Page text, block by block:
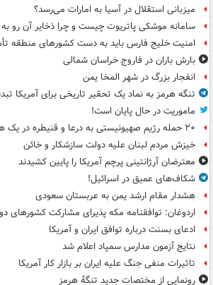
میزبانی استقلال در آسیا به امارات می‌رسد؟
سامانه موشکی پاتریوت چیست و چرا ذخایر آن رو
امنیت خلیج فارس باید به دست کشورهای منطقه
بارش باران در فاروج خراسان شمالی
انفجار بزرگ در شهر المخا یمن
تنگه هرمز به نماد یک تحقیر تاریخی برای آمریکا
ماموریت در حال پایان است!
۲۰ حمله رژیم صهیونیستی به درعا و قنیطره در یک هفته
خیزش مردم لبنان علیه دولت سازشکار و خائن
معترضان آرژانتینی پرچم آمریکا را پایین کشیدند
شکاف‌های عمیق در اسرائیل!
هشدار مقام ارشد یمن به عربستان سعودی
اردوغان: توافقنامه مکه پذیرای مشارکت
ادعای بسنت درباره توافق ایران و آمریکا
نتایج آزمون مدارس سمپاد اعلام شد
تاثیرات منفی جنگ علیه ایران بر بازار کار آمریکا
رونمایی از مختصات جدید تنگۀ هرمز